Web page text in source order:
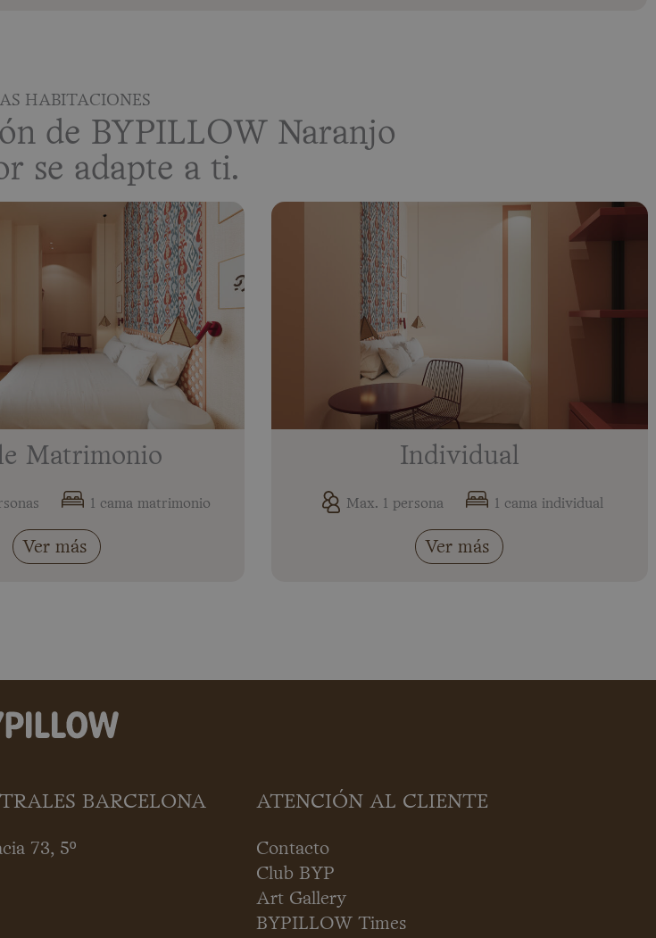
HABITACIONES
de BYPILLOW Naranjo
se adapte a ti.
Matrimonio
1 cama matrimonio
Ver más
Individual
Max. 1 persona 1 cama individual
Ver más
BARCELONA
73, 5º
ATENCIÓN AL CLIENTE
Contacto
Club BYP
Art Gallery
BYPILLOW Times